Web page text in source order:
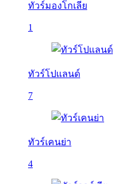
ทัวร์มองโกเลีย
1
ทัวร์โปแลนด์
7
ทัวร์เคนย่า
4